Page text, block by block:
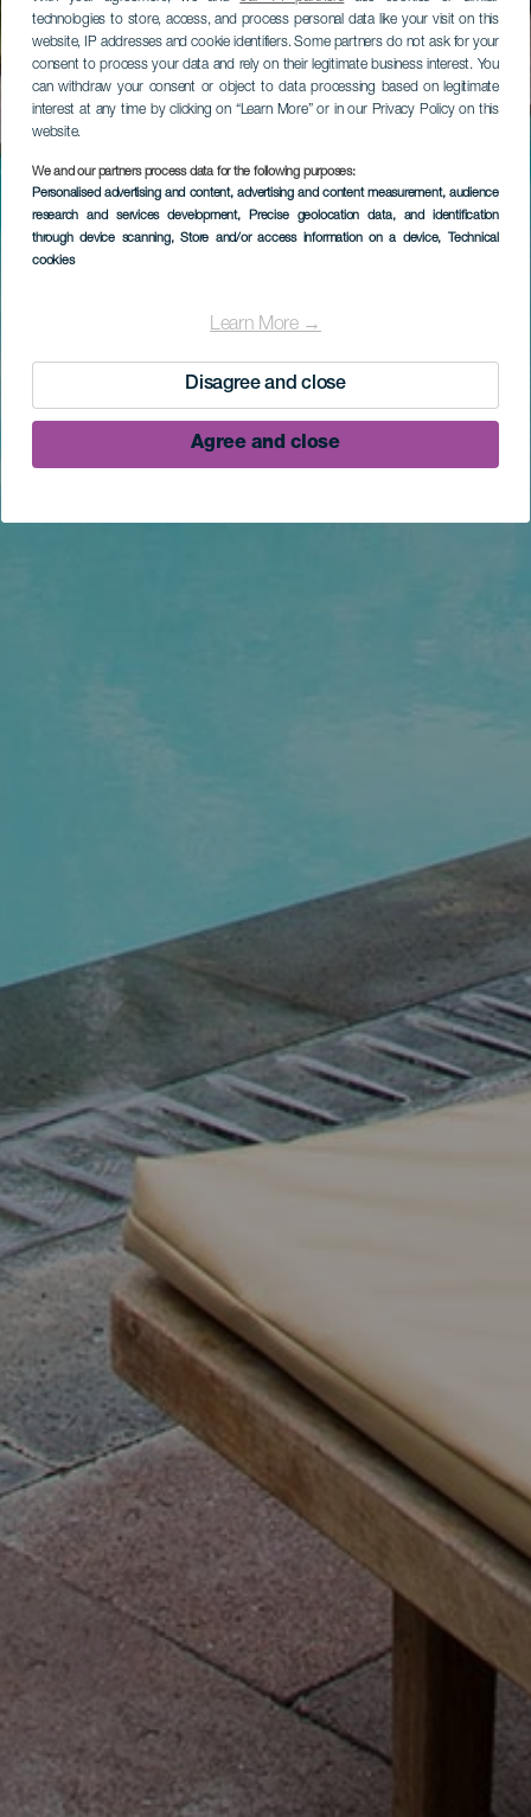
technologies to store, access, and process personal data like your visit on this
website, IP addresses and cookie identifiers. Some partners do not ask for your
consent to process your data and rely on their legitimate business interest. You
can withdraw your consent or object to data processing based on legitimate
interest at any time by clicking on “Learn More” or in our Privacy Policy on this
website.
We and our partners process data for the following purposes:
Personalised advertising and content, advertising and content measurement, audience
research and services development, Precise geolocation data, and identification
through device scanning, Store and/or access information on a device, Technical
cookies
Learn More →
Disagree and close
Agree and close